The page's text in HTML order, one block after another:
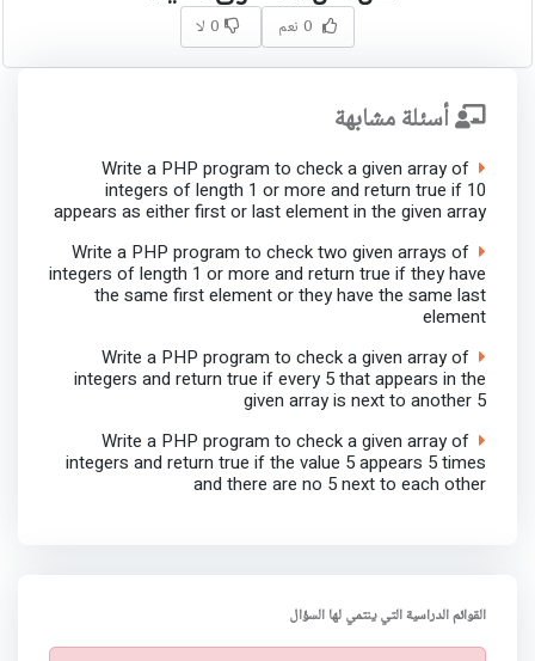
0 نعم 0 لا
أسئلة مشابهة
Write a PHP program to check a given array of
integers of length 1 or more and return true if 10
appears as either first or last element in the given array
Write a PHP program to check two given arrays of
integers of length 1 or more and return true if they have
the same first element or they have the same last
element
Write a PHP program to check a given array of
integers and return true if every 5 that appears in the
given array is next to another 5
Write a PHP program to check a given array of
integers and return true if the value 5 appears 5 times
and there are no 5 next to each other
القوائم الدراسية التي ينتمي لها السؤال